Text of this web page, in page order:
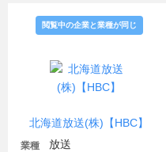
北海道放送(株)【HBC】
閲覧中の企業と業種が同じ
業種 放送